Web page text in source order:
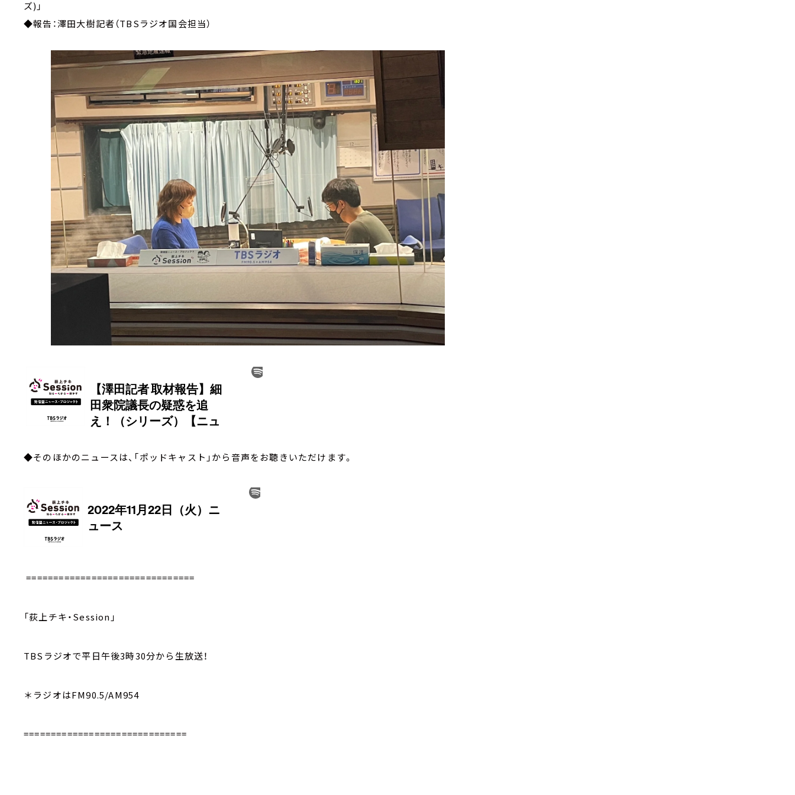
ズ)」
◆報告：澤田大樹記者（TBSラジオ国会担当）
◆そのほかのニュースは、「ポッドキャスト」から音声をお聴きいただけます。
===============================
「荻上チキ・Session」
TBSラジオで平日午後3時30分から生放送！
＊ラジオはFM90.5/AM954
==============================